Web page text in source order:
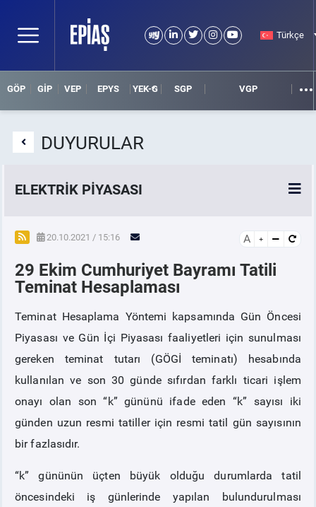
Türkçe
GÖP GİP VEP EPYS YEK-G SGP VGP
DUYURULAR
ELEKTRİK PİYASASI
SPOT ELEKTRİK PİYASALARI
ÖRNEK FİNANS BELGELERİ
VADELİ ELEKTRİK PİYASASI
PİYASA KAYITSÜRECİ
SERBEST TÜKETİCİ
MALİ UZLAŞTIRMA
TEMİNAT
20.10.2021 / 15:16 A
29 Ekim Cumhuriyet Bayramı Tatili
Teminat Hesaplaması
Teminat Hesaplama Yöntemi kapsamında Gün Öncesi
Piyasası ve Gün İçi Piyasası faaliyetleri için sunulması
gereken teminat tutarı (GÖGİ teminatı) hesabında
kullanılan ve son 30 günde sıfırdan farklı ticari işlem
onayı olan son “k” gününü ifade eden “k” sayısı iki
günden uzun resmi tatiller için resmi tatil gün sayısının
bir fazlasıdır.
“k” gününün üçten büyük olduğu durumlarda tatil
öncesindeki iş günlerinde yapılan bulundurulması